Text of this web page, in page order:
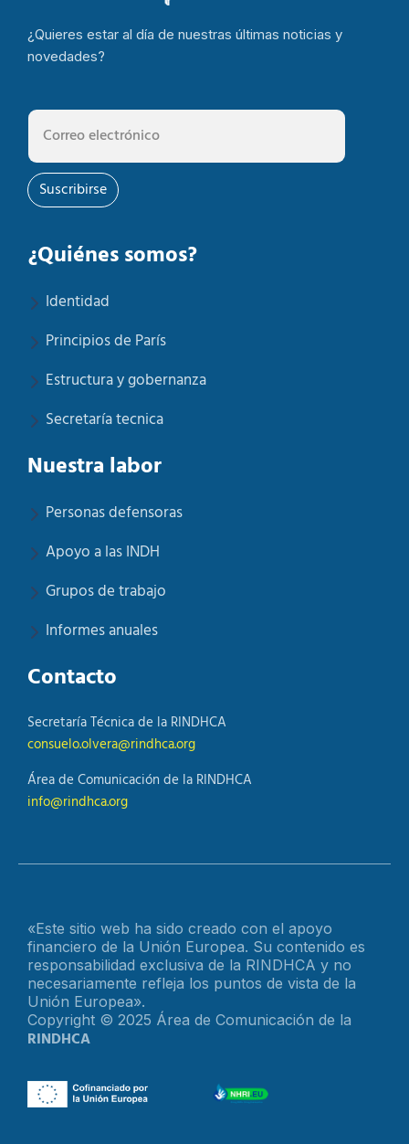
¿Quieres estar al día de nuestras últimas noticias y
novedades?
Suscribirse
¿Quiénes somos?
Identidad
Principios de París
Estructura y gobernanza
Secretaría tecnica
Nuestra labor
Personas defensoras
Apoyo a las INDH
Grupos de trabajo
Informes anuales
Contacto
Secretaría Técnica de la RINDHCA
consuelo.olvera@rindhca.org
Área de Comunicación de la RINDHCA
info@rindhca.org
«Este sitio web ha sido creado con el apoyo
financiero de la Unión Europea. Su contenido es
responsabilidad exclusiva de la RINDHCA y no
necesariamente refleja los puntos de vista de la
Unión Europea».
Copyright © 2025 Área de Comunicación de la
RINDHCA